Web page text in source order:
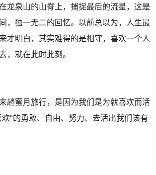
龙泉山的山脊上，捕捉最后的流星，这是
，独一无二的回忆。以前总以为，人生最
才明白，其实难得的是相守，喜欢一个人
，就在此时此刻。
趟蜜月旅行，是因为我们是为就喜欢而活
"的勇敢、自由、努力、去活出我们该有